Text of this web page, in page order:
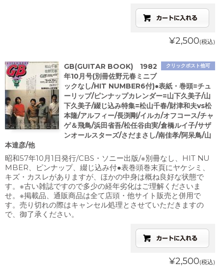
¥2,500(税込)
クリックポスト他可
GB(GUITAR BOOK) 1982
年10月号(別冊佐野元春ミニブ
ックなし/HIT NUMBER6付)●表紙・巻頭=チュ
ーリップ/ピンナップカレンダー=山下久美子/山
下久美子/綴じ込み特集=松山千春/財津和夫vs松
本隆/アルフィー/長渕剛/イルカ/オフコース/チャ
ゲ＆飛鳥/浜田省吾/松任谷由実/倉橋ルイ子/サザ
ンオールスターズ/さだまさし/南佳孝/阿呆鳥/山
本達彦/他
昭和57年10月1日発行/CBS・ソニー出版/※別冊なし、HIT NU
MBER、ピンナップ、綴じ込み付●表巻頭巻末頁にヤケシミ、
キズ・カスレがありますが、ほかの中身は概ね良好な状態で
す。※古い雑誌ですので多少の経年劣化はご理解くださいま
せ。※掲載品、通販商品は全て店頭・他サイト販売と併用で
す。売り切れの際はキャンセル処理とさせていただきますの
で、御了承ください。
¥2,500(税込)